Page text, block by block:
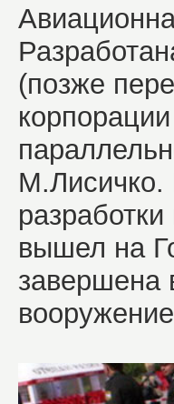
(позже
М.Лисичко.
вышел на
завершена